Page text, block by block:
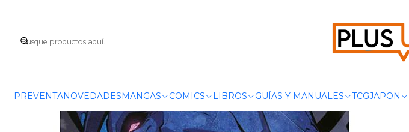
PREVENTANOVEDADESMANGAS COMICS LIBROS GUÍAS Y MANUALES TCGJAPON